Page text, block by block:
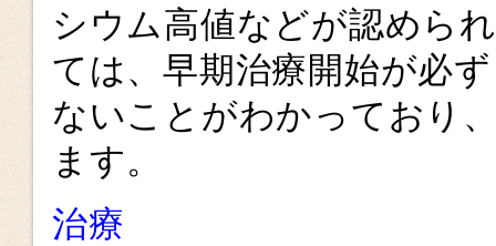
シウム高値などが認めら
ては、早期治療開始が必
ないことがわかっており
ます。
治療